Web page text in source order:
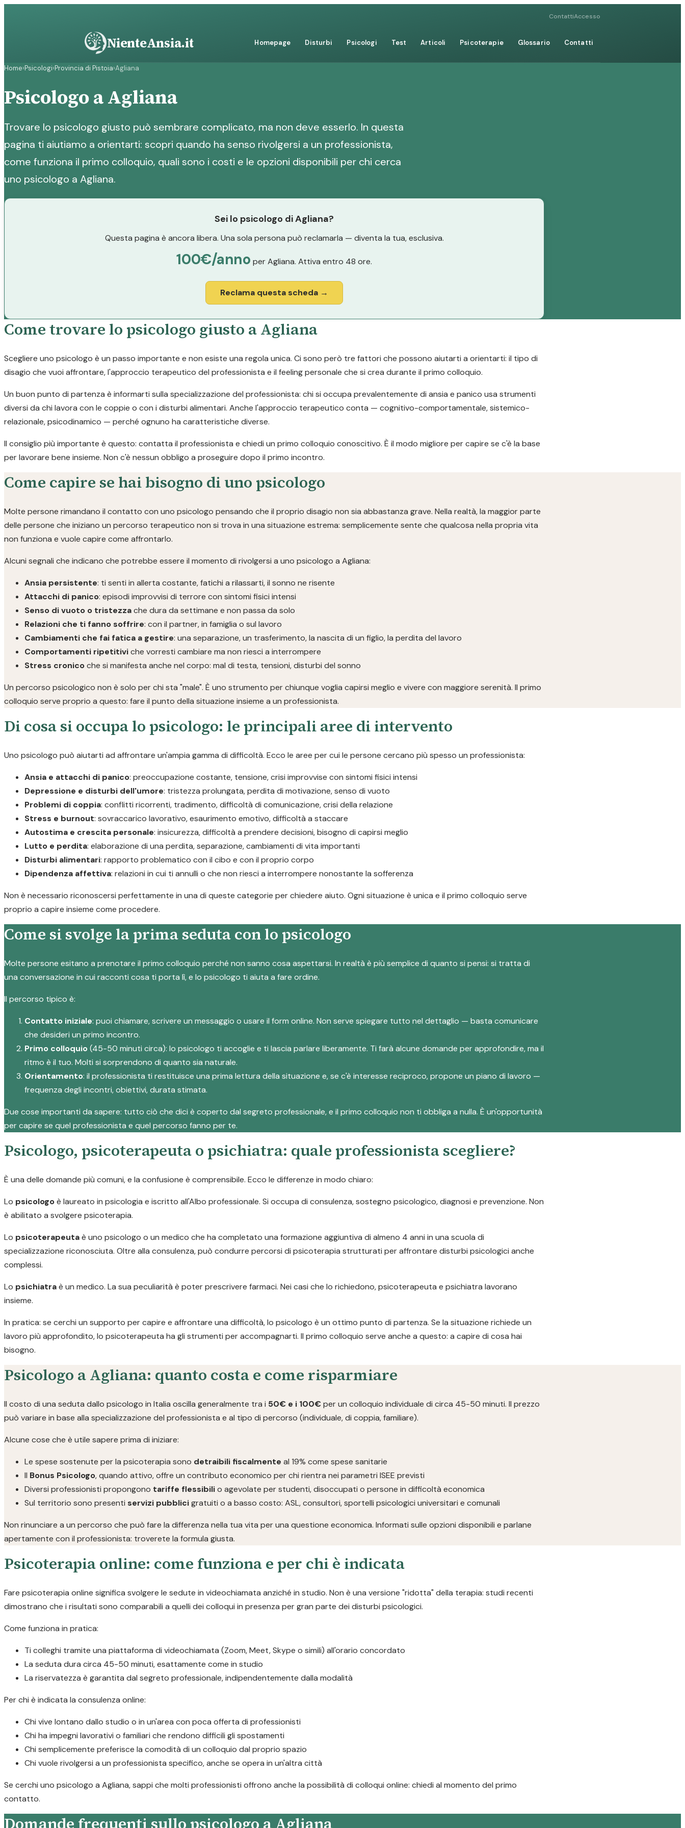
ContattiAccesso
NienteAnsia.it Homepage Disturbi Psicologi Test Articoli Psicoterapie Glossario Contatti
Home›Psicologi›Provincia di Pistoia›Agliana
Psicologo a Agliana
Trovare lo psicologo giusto può sembrare complicato, ma non deve esserlo. In questa
pagina ti aiutiamo a orientarti: scopri quando ha senso rivolgersi a un professionista,
come funziona il primo colloquio, quali sono i costi e le opzioni disponibili per chi cerca
uno psicologo a Agliana.
Sei lo psicologo di Agliana?
Questa pagina è ancora libera. Una sola persona può reclamarla — diventa la tua, esclusiva.
100€/anno per Agliana. Attiva entro 48 ore.
Reclama questa scheda →
Come trovare lo psicologo giusto a Agliana
Scegliere uno psicologo è un passo importante e non esiste una regola unica. Ci sono però tre fattori che possono aiutarti a orientarti: il tipo di
disagio che vuoi affrontare, l'approccio terapeutico del professionista e il feeling personale che si crea durante il primo colloquio.
Un buon punto di partenza è informarti sulla specializzazione del professionista: chi si occupa prevalentemente di ansia e panico usa strumenti
diversi da chi lavora con le coppie o con i disturbi alimentari. Anche l'approccio terapeutico conta — cognitivo-comportamentale, sistemico-
relazionale, psicodinamico — perché ognuno ha caratteristiche diverse.
Il consiglio più importante è questo: contatta il professionista e chiedi un primo colloquio conoscitivo. È il modo migliore per capire se c'è la base
per lavorare bene insieme. Non c'è nessun obbligo a proseguire dopo il primo incontro.
Come capire se hai bisogno di uno psicologo
Molte persone rimandano il contatto con uno psicologo pensando che il proprio disagio non sia abbastanza grave. Nella realtà, la maggior parte
delle persone che iniziano un percorso terapeutico non si trova in una situazione estrema: semplicemente sente che qualcosa nella propria vita
non funziona e vuole capire come affrontarlo.
Alcuni segnali che indicano che potrebbe essere il momento di rivolgersi a uno psicologo a Agliana:
Ansia persistente: ti senti in allerta costante, fatichi a rilassarti, il sonno ne risente
Attacchi di panico: episodi improvvisi di terrore con sintomi fisici intensi
Senso di vuoto o tristezzache dura da settimane e non passa da solo
Relazioni che ti fanno soffrire: con il partner, in famiglia o sul lavoro
Cambiamenti che fai fatica a gestire: una separazione, un trasferimento, la nascita di un figlio, la perdita del lavoro
Comportamenti ripetitiviche vorresti cambiare ma non riesci a interrompere
Stress cronicoche si manifesta anche nel corpo: mal di testa, tensioni, disturbi del sonno
Un percorso psicologico non è solo per chi sta "male". È uno strumento per chiunque voglia capirsi meglio e vivere con maggiore serenità. Il primo
colloquio serve proprio a questo: fare il punto della situazione insieme a un professionista.
Di cosa si occupa lo psicologo: le principali aree di intervento
Uno psicologo può aiutarti ad affrontare un'ampia gamma di difficoltà. Ecco le aree per cui le persone cercano più spesso un professionista:
Ansia e attacchi di panico: preoccupazione costante, tensione, crisi improvvise con sintomi fisici intensi
Depressione e disturbi dell'umore: tristezza prolungata, perdita di motivazione, senso di vuoto
Problemi di coppia: conflitti ricorrenti, tradimento, difficoltà di comunicazione, crisi della relazione
Stress e burnout: sovraccarico lavorativo, esaurimento emotivo, difficoltà a staccare
Autostima e crescita personale: insicurezza, difficoltà a prendere decisioni, bisogno di capirsi meglio
Lutto e perdita: elaborazione di una perdita, separazione, cambiamenti di vita importanti
Disturbi alimentari: rapporto problematico con il cibo e con il proprio corpo
Dipendenza affettiva: relazioni in cui ti annulli o che non riesci a interrompere nonostante la sofferenza
Non è necessario riconoscersi perfettamente in una di queste categorie per chiedere aiuto. Ogni situazione è unica e il primo colloquio serve
proprio a capire insieme come procedere.
Come si svolge la prima seduta con lo psicologo
Molte persone esitano a prenotare il primo colloquio perché non sanno cosa aspettarsi. In realtà è più semplice di quanto si pensi: si tratta di
una conversazione in cui racconti cosa ti porta lì, e lo psicologo ti aiuta a fare ordine.
Il percorso tipico è:
Contatto iniziale: puoi chiamare, scrivere un messaggio o usare il form online. Non serve spiegare tutto nel dettaglio — basta comunicare
che desideri un primo incontro.
Primo colloquio(45-50 minuti circa): lo psicologo ti accoglie e ti lascia parlare liberamente. Ti farà alcune domande per approfondire, ma il
ritmo è il tuo. Molti si sorprendono di quanto sia naturale.
Orientamento: il professionista ti restituisce una prima lettura della situazione e, se c'è interesse reciproco, propone un piano di lavoro —
frequenza degli incontri, obiettivi, durata stimata.
Due cose importanti da sapere: tutto ciò che dici è coperto dal segreto professionale, e il primo colloquio non ti obbliga a nulla. È un'opportunità
per capire se quel professionista e quel percorso fanno per te.
Psicologo, psicoterapeuta o psichiatra: quale professionista scegliere?
È una delle domande più comuni, e la confusione è comprensibile. Ecco le differenze in modo chiaro:
Lo psicologoè laureato in psicologia e iscritto all'Albo professionale. Si occupa di consulenza, sostegno psicologico, diagnosi e prevenzione. Non
è abilitato a svolgere psicoterapia.
Lo psicoterapeutaè uno psicologo o un medico che ha completato una formazione aggiuntiva di almeno 4 anni in una scuola di
specializzazione riconosciuta. Oltre alla consulenza, può condurre percorsi di psicoterapia strutturati per affrontare disturbi psicologici anche
complessi.
Lo psichiatraè un medico. La sua peculiarità è poter prescrivere farmaci. Nei casi che lo richiedono, psicoterapeuta e psichiatra lavorano
insieme.
In pratica: se cerchi un supporto per capire e affrontare una difficoltà, lo psicologo è un ottimo punto di partenza. Se la situazione richiede un
lavoro più approfondito, lo psicoterapeuta ha gli strumenti per accompagnarti. Il primo colloquio serve anche a questo: a capire di cosa hai
bisogno.
Psicologo a Agliana: quanto costa e come risparmiare
Il costo di una seduta dallo psicologo in Italia oscilla generalmente tra i 50€ e i 100€ per un colloquio individuale di circa 45-50 minuti. Il prezzo
può variare in base alla specializzazione del professionista e al tipo di percorso (individuale, di coppia, familiare).
Alcune cose che è utile sapere prima di iniziare:
Le spese sostenute per la psicoterapia sono detraibili fiscalmente al 19% come spese sanitarie
Il Bonus Psicologo, quando attivo, offre un contributo economico per chi rientra nei parametri ISEE previsti
Diversi professionisti propongono tariffe flessibilio agevolate per studenti, disoccupati o persone in difficoltà economica
Sul territorio sono presenti servizi pubblicigratuiti o a basso costo: ASL, consultori, sportelli psicologici universitari e comunali
Non rinunciare a un percorso che può fare la differenza nella tua vita per una questione economica. Informati sulle opzioni disponibili e parlane
apertamente con il professionista: troverete la formula giusta.
Psicoterapia online: come funziona e per chi è indicata
Fare psicoterapia online significa svolgere le sedute in videochiamata anziché in studio. Non è una versione "ridotta" della terapia: studi recenti
dimostrano che i risultati sono comparabili a quelli dei colloqui in presenza per gran parte dei disturbi psicologici.
Come funziona in pratica:
Ti colleghi tramite una piattaforma di videochiamata (Zoom, Meet, Skype o simili) all'orario concordato
La seduta dura circa 45-50 minuti, esattamente come in studio
La riservatezza è garantita dal segreto professionale, indipendentemente dalla modalità
Per chi è indicata la consulenza online:
Chi vive lontano dallo studio o in un'area con poca offerta di professionisti
Chi ha impegni lavorativi o familiari che rendono difficili gli spostamenti
Chi semplicemente preferisce la comodità di un colloquio dal proprio spazio
Chi vuole rivolgersi a un professionista specifico, anche se opera in un'altra città
Se cerchi uno psicologo a Agliana, sappi che molti professionisti offrono anche la possibilità di colloqui online: chiedi al momento del primo
contatto.
Domande frequenti sullo psicologo a Agliana